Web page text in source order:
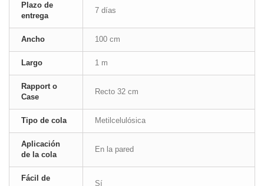
Plazo de
entrega
7 días
Ancho 100 cm
Largo 1 m
Rapport o
Case
Recto 32 cm
Tipo de cola Metilcelulósica
Aplicación
de la cola
En la pared
Fácil de
Sí